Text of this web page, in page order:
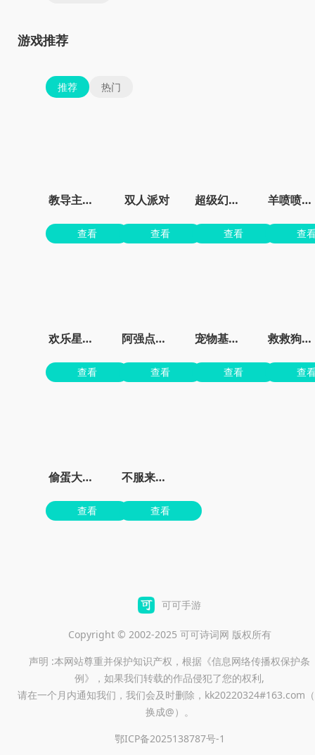
游戏推荐
推荐 热门
教导主任模拟器
查看
双人派对
查看
超级幻影猫2无限钻石
查看
羊喷喷疯了无限金币
查
欢乐星星碰最新版
查看
阿强点点消官方版
查看
宠物基地最新版本
查看
救救狗狗蜜蜂
查
偷蛋大作战
查看
不服来战鸭正版
查看
可可手游
Copyright © 2002-2025 可可诗词网 版权所有
声明 :本网站尊重并保护知识产权，根据《信息网络传播权保护条
例》，如果我们转载的作品侵犯了您的权利,
请在一个月内通知我们，我们会及时删除，kk20220324#163.com
换成@）。
鄂ICP备2025138787号-1